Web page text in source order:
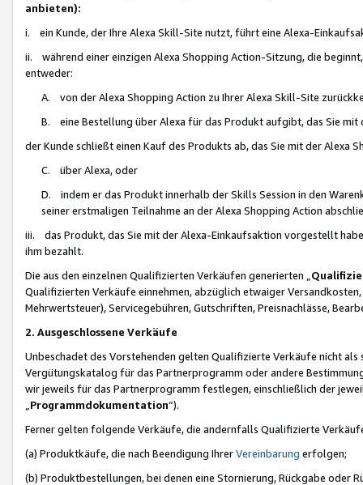
anbieten):
i. ein Kunde, der Ihre Alexa Skill-Site nutzt, führt eine Alexa-
ii. während einer einzigen Alexa Shopping Action-Sitzung, die
entweder:
A. von der Alexa Shopping Action zu Ihrer Alexa Skill-Site
B. eine Bestellung über Alexa für das Produkt aufgibt, das Sie mit
der Kunde schließt einen Kauf des Produkts ab, das Sie mit der Alexa
C. über Alexa, oder
D. indem er das Produkt innerhalb der Skills Session in den
seiner erstmaligen Teilnahme an der Alexa Shopping Action
iii. das Produkt, das Sie mit der Alexa-Einkaufsaktion vorgestellt
ihm bezahlt.
Die aus den einzelnen Qualifizierten Verkäufen generierten „
Qualifizierten Verkäufe einnehmen, abzüglich etwaiger
Mehrwertsteuer), Servicegebühren, Gutschriften, Preisnachlässe,
2. Ausgeschlossene Verkäufe
Unbeschadet des Vorstehenden gelten Qualifizierte Verkäufe nicht
Vergütungskatalog für das Partnerprogramm oder andere
wir jeweils für das Partnerprogramm festlegen, einschließlich der
Programmdokumentation“).
Ferner gelten folgende Verkäufe, die andernfalls Qualifizierte
(a) Produktkäufe, die nach Beendigung IhrerVereinbarung erfolgen;
(b) Produktbestellungen, bei denen eine Stornierung, Rückgabe oder